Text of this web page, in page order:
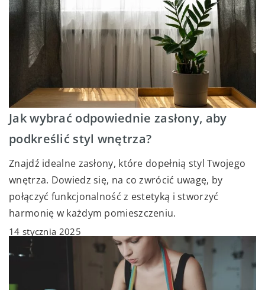
Jak wybrać odpowiednie zasłony, aby
podkreślić styl wnętrza?
Znajdź idealne zasłony, które dopełnią styl Twojego
wnętrza. Dowiedz się, na co zwrócić uwagę, by
połączyć funkcjonalność z estetyką i stworzyć
harmonię w każdym pomieszczeniu.
14 stycznia 2025